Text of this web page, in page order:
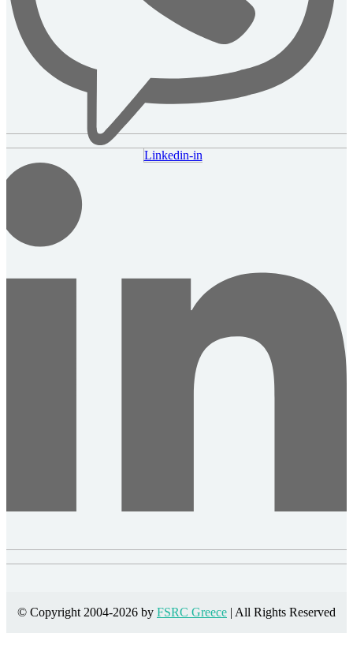
Linkedin-in
© Copyright 2004-2026 by FSRC Greece | All Rights Reserved